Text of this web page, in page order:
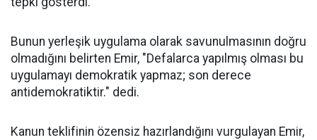
Bunun yerleşik uygulama olarak savunulmasının doğru
olmadığını belirten Emir, "Defalarca yapılmış olması bu
uygulamayı demokratik yapmaz; son derece
antidemokratiktir." dedi.
Kanun teklifinin özensiz hazırlandığını vurgulayan Emir,